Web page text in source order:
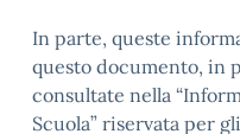
In parte, queste
questo documento, in
consultate nella
Scuola” riservata per